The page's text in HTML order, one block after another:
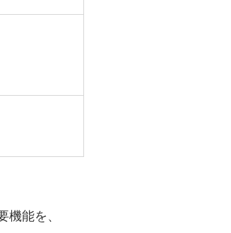
能を、